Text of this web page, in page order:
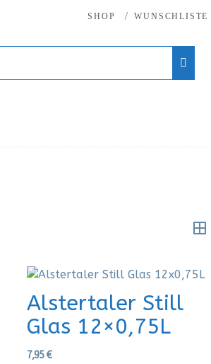
SHOP WUNSCHLISTE
Alstertaler Still
Glas 12×0,75L
7,95€